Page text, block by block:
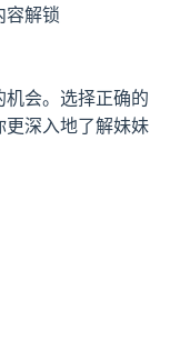
容解锁
会。选择正确的
深入地了解妹妹